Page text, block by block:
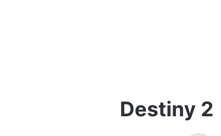
2 Destiny